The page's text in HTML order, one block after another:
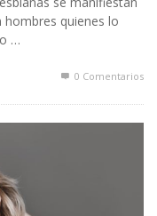
quienes lo
…
0 Comentarios